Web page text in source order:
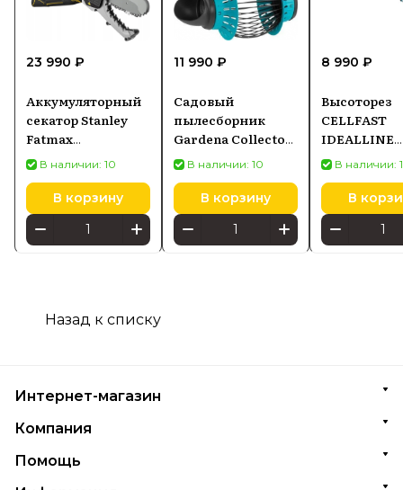
23 990 ₽
Аккумуляторный
секатор Stanley
Fatmax
SFMCPS515M1-QW
В наличии: 10
В корзину
11 990 ₽
Садовый
пылесборник
Gardena Collector
(3108-30)
В наличии: 10
В корзину
8 990 ₽
Высоторез
CELLFAST
IDEALLINE
416
В наличии:
В
Назад к списку
Интернет-магазин
Компания
Помощь